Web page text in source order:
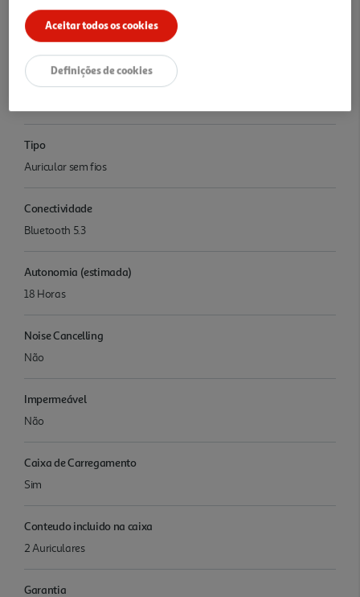
Características
Nome e Morada
SAS OIA, 200, rue de la Recherche, Le Colibri BP 169, 59650
Tipo
Auricular sem fios
Conectividade
Bluetooth 5.3
Autonomia (estimada)
18 Horas
Noise Cancelling
Não
Impermeável
Não
Caixa de Carregamento
Sim
Conteudo incluido na caixa
2 Auriculares
Garantia
Aceitar todos os cookies
Definições de cookies